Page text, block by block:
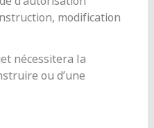
modification
nécessitera la
ou d’une